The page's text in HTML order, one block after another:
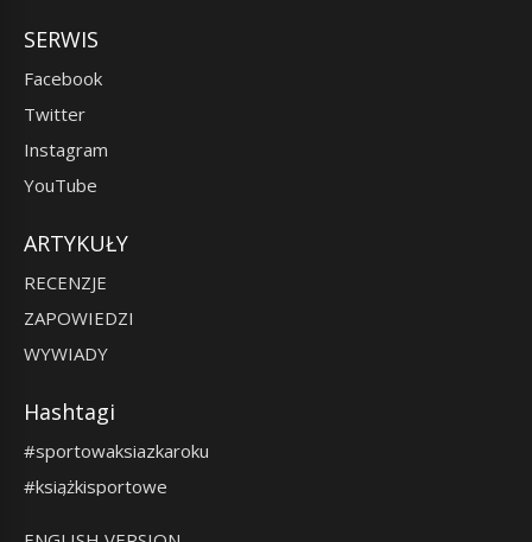
SERWIS
Facebook
Twitter
Instagram
YouTube
ARTYKUŁY
RECENZJE
ZAPOWIEDZI
WYWIADY
Hashtagi
#sportowaksiazkaroku
#książkisportowe